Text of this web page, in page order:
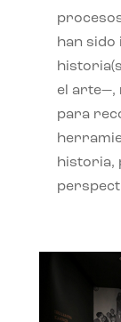
han sido
el arte—,
para
historia,